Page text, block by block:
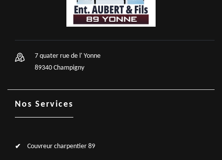
7 quater rue de l' Yonne
89340 Champigny
Nos Services
Couvreur charpentier 89